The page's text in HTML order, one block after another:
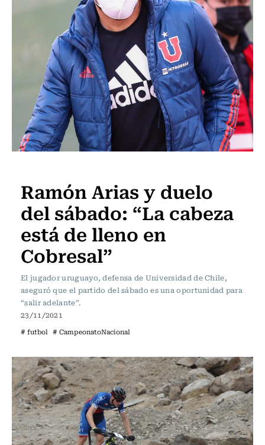
Ramón Arias y duelo
del sábado: “La cabeza
está de lleno en
Cobresal”
El jugador uruguayo, defensa de Universidad de Chile,
aseguró que el partido del sábado es una oportunidad para
“salir adelante”.
23/11/2021
# futbol # CampeonatoNacional